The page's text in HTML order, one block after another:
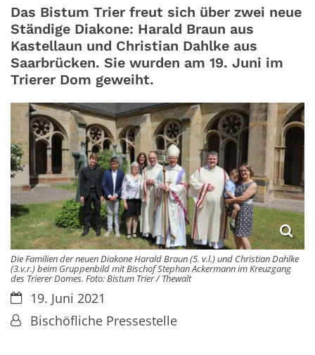
Das Bistum Trier freut sich über zwei neue
Ständige Diakone: Harald Braun aus
Kastellaun und Christian Dahlke aus
Saarbrücken. Sie wurden am 19. Juni im
Trierer Dom geweiht.
Die Familien der neuen Diakone Harald Braun (5. v.l.) und Christian Dahlke
(3.v.r.) beim Gruppenbild mit Bischof Stephan Ackermann im Kreuzgang
des Trierer Domes. Foto: Bistum Trier / Thewalt
Datum:19. Juni 2021
Von:Bischöfliche Pressestelle